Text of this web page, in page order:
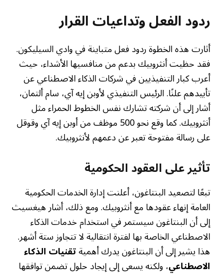
ردود الفعل وتداعيات القرار
أثارت هذه الخطوة ردود فعل متباينة في وادي السيليكون.
فقد حظيت أنثروبيك بدعم من منافسيها الأشداء، حيث
أعرب كبار التنفيذيين في شركات الذكاء الاصطناعي عن
تأييدهم علنًا. الرئيس التنفيذي لأوبن إيه آي، سام ألتمان،
أشار إلى أن شركته تشارك نفس الخطوط الحمراء مثل
أنثروبيك. كما وقع نحو 500 موظف من أوبن إيه آي وقوقل
على رسالة مفتوحة تعبر عن دعمهم لأنثروبيك.
تأثير على العقود الحكومية
تبعًا لتصعيد البنتاغون، أعلنت إدارة الخدمات الحكومية
العامة إنهاء عقودها مع أنثروبيك. ومع ذلك، أشار هيغسيث
إلى أن البنتاغون سيستمر في استخدام خدمات الذكاء
الاصطناعي الخاصة بها لفترة انتقالية لا تتجاوز ستة أشهر.
هذا يشير إلى أن البنتاغون يدرك أهميةتقنيات الذكاء
الاصطناعي، ولكنه يسعى إلى إيجاد حلول تضمن توافقها